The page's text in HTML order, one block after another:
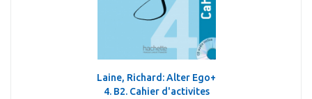
Laine, Richard: Alter Ego+
4. B2. Cahier d'activites